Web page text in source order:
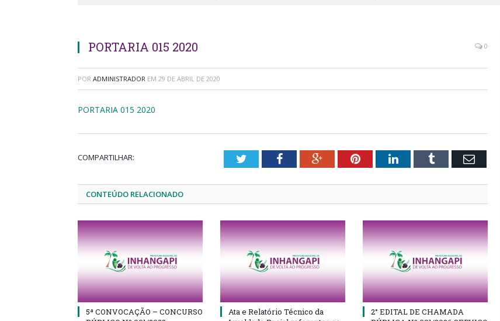
PORTARIA 015 2020 0
POR ADMINISTRADOR EM 29 DE ABRIL DE 2020
PORTARIA 015 2020
COMPARTILHAR: TwitterFacebookGoogle+PinterestLinkedInTumblr Email
CONTEÚDO RELACIONADO
5ª CONVOCAÇÃO – CONCURSO
Ata e Relatório Técnico da
2° EDITAL DE CHAMADA